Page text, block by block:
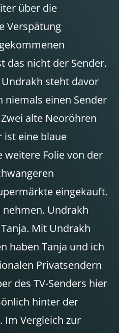
über die
Verspätung
das nicht der Sender.
steht davor
niemals einen Sender
alte Neoröhren
eine blaue
weitere Folie von der
eingekauft.
Undrakh
Mit Undrakh
haben Tanja und ich
Privatsendern
des TV-Senders hier
hinter der
Im Vergleich zur